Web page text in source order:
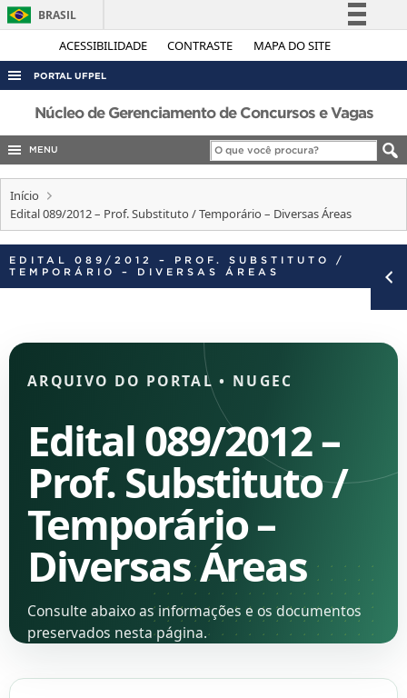
ACESSIBILIDADE CONTRASTE MAPA DO SITE
BRASIL
Simplifique!
Legislação
Canais
PORTAL UFPEL
ACESSO À INFORMAÇÃO
AUDITORIA
CONCURSOS
EDITAIS
INTERNACIONAL
Núcleo de Gerenciamento de Concursos e Vagas
MENU
Início
Edital 089/2012 – Prof. Substituto / Temporário – Diversas Áreas
EDITAL 089/2012 – PROF. SUBSTITUTO /
TEMPORÁRIO – DIVERSAS ÁREAS
ARQUIVO DO PORTAL• NUGEC
Edital 089/2012 –
Prof. Substituto /
Temporário –
Diversas Áreas
Consulte abaixo as informações e os documentos
preservados nesta página.